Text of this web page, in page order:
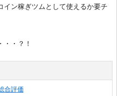
イン稼ぎツムとして使えるか要チ
・？！
合評価